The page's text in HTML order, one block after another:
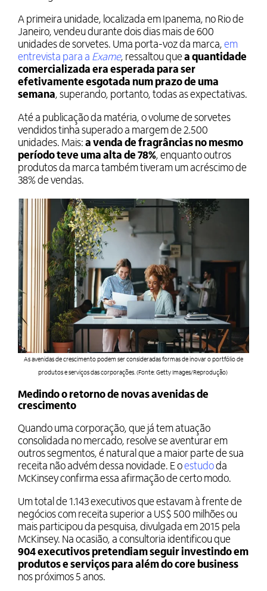
A primeira unidade, localizada em Ipanema, no Rio de
Janeiro, vendeu durante dois dias mais de 600
unidades de sorvetes. Uma porta-voz da marca, em
entrevista para a Exame, ressaltou quea quantidade
comercializada era esperada para ser
efetivamente esgotada num prazo de uma
semana, superando, portanto, todas as expectativas.
Até a publicação da matéria, o volume de sorvetes
vendidos tinha superado a margem de 2.500
unidades. Mais: a venda de fragrâncias no mesmo
período teve uma alta de 78%, enquanto outros
produtos da marca também tiveram um acréscimo de
38% de vendas.
As avenidas de crescimento podem ser consideradas formas de inovar o portfólio de
produtos e serviços das corporações. (Fonte: Getty Images/Reprodução)
Medindo o retorno de novas avenidas de
crescimento
Quando uma corporação, que já tem atuação
consolidada no mercado, resolve se aventurar em
outros segmentos, é natural que a maior parte de sua
receita não advém dessa novidade. E oestudoda
McKinsey confirma essa afirmação de certo modo.
Um total de 1.143 executivos que estavam à frente de
negócios com receita superior a US$ 500 milhões ou
mais participou da pesquisa, divulgada em 2015 pela
McKinsey. Na ocasião, a consultoria identificou que
904 executivos pretendiam seguir investindo em
produtos e serviços para além do core business
nos próximos 5 anos.